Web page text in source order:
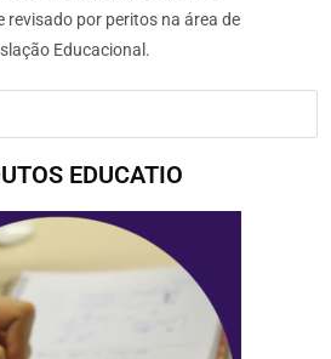
revisado por peritos na área de
Educacional.
EDUCATIO